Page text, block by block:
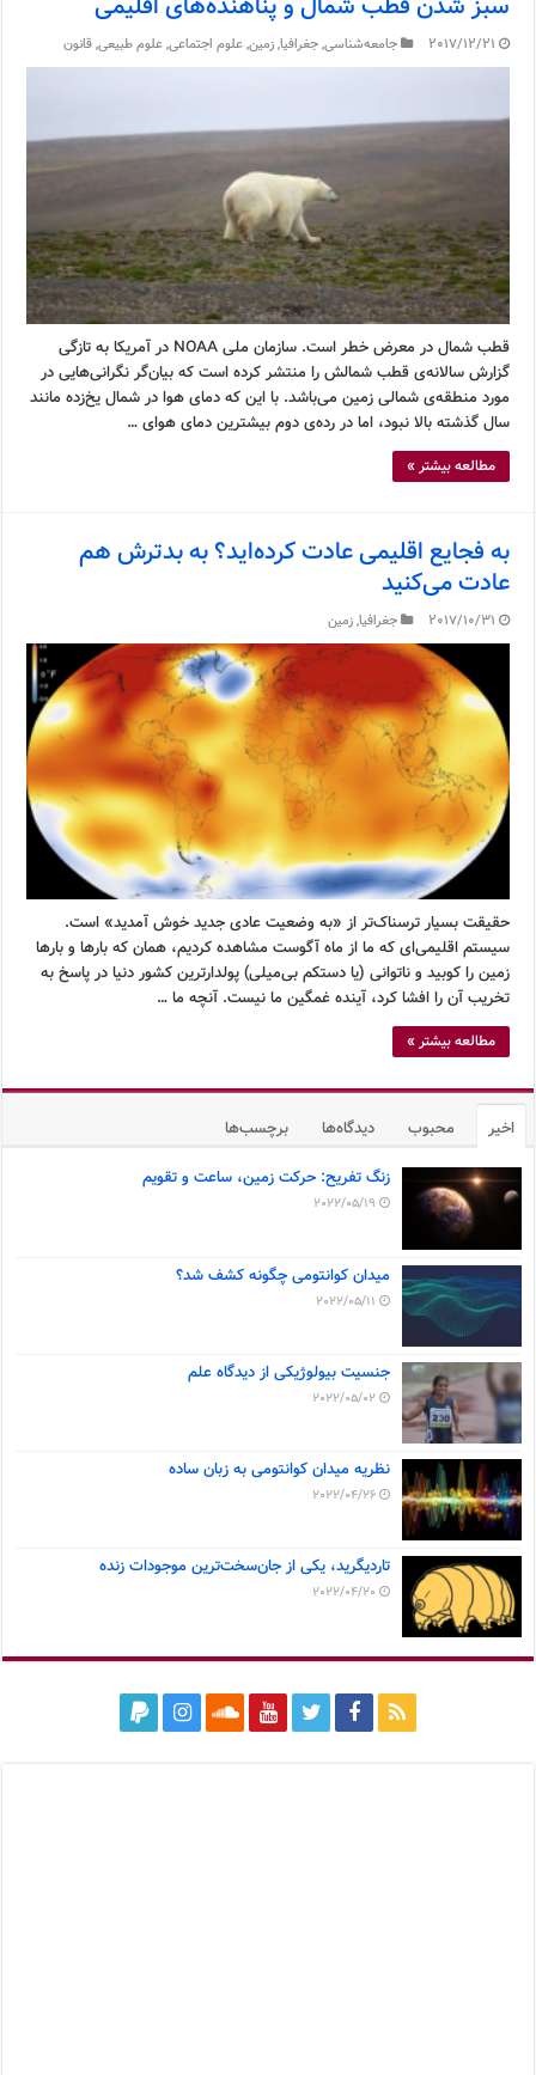
2017/12/21 جامعه‌شناسی,جغرافیا,زمین,علوم اجتماعی,علوم طبیعی,قانون
قطب شمال در معرض خطر است. سازمان ملی NOAA در آمریکا به تازگی
گزارش سالانه‌ی قطب شمالش را منتشر کرده است که بیان‌گر نگرانی‌هایی در
مورد منطقه‌ی شمالی زمین می‌باشد. با این که دمای هوا در شمال یخ‌زده مانند
سال گذشته بالا نبود، اما در رده‌ی دوم بیشترین دمای هوای …
مطالعه بیشتر »
به فجایع اقلیمی عادت کرده‌اید؟ به بدترش هم
عادت می‌کنید
2017/10/31 جغرافیا,زمین
حقیقت بسیار ترسناک‌تر از «به وضعیت عادی جدید خوش آمدید» است.
سیستم اقلیمی‌ای که ما از ماه آگوست مشاهده کردیم، همان که بارها و بارها
زمین را کوبید و ناتوانی (یا دستکم بی‌میلی) پولدارترین کشور دنیا در پاسخ به
تخریب آن را افشا کرد، آینده غمگین ما نیست. آنچه ما …
مطالعه بیشتر »
اخیر محبوب دیدگاه‌ها برچسب‌ها
زنگ تفریح: حرکت زمین، ساعت و تقویم
2022/05/19
میدان کوانتومی چگونه کشف شد؟
2022/05/11
جنسیت بیولوژیکی از دیدگاه علم
2022/05/02
نظریه میدان کوانتومی به زبان ساده
2022/04/26
تاردیگرید، یکی از جان‌سخت‌ترین موجودات زنده
2022/04/20